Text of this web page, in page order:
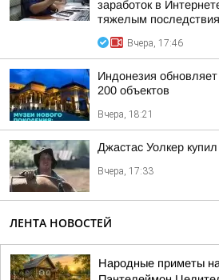
заработок в
тяжелым
Вчера, 17:46
Индонезия
200 объектов
Вчера, 18:21
Джастас Уолкер
Вчера, 17:33
ЛЕНТА НОВОСТЕЙ
Hapoдныe пpимeты